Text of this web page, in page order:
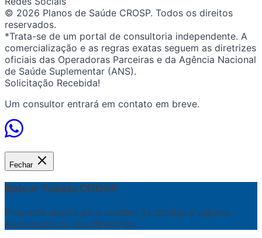
© 2026 Planos de Saúde CROSP. Todos os direitos
reservados.
*Trata-se de um portal de consultoria independente. A
comercialização e as regras exatas seguem as diretrizes
oficiais das Operadoras Parceiras e da Agência Nacional
de Saúde Suplementar (ANS).
Solicitação Recebida!
Um consultor entrará em contato em breve.
Fechar
Baixar Tabela CROSP
Preencha abaixo para receber as tabelas e valores
atualizados no seu WhatsApp.